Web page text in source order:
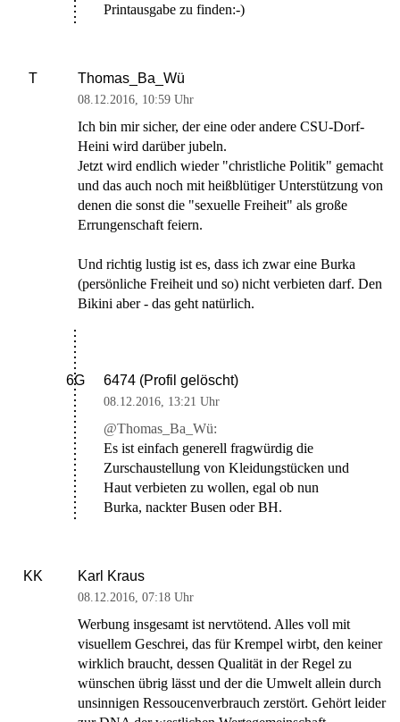
Printausgabe zu finden:-)
T Thomas_Ba_Wü
08.12.2016, 10:59 Uhr
Ich bin mir sicher, der eine oder andere CSU-Dorf-
Heini wird darüber jubeln.
Jetzt wird endlich wieder "christliche Politik" gemacht
und das auch noch mit heißblütiger Unterstützung von
denen die sonst die "sexuelle Freiheit" als große
Errungenschaft feiern.
Und richtig lustig ist es, dass ich zwar eine Burka
(persönliche Freiheit und so) nicht verbieten darf. Den
Bikini aber - das geht natürlich.
6G 6474 (Profil gelöscht)
08.12.2016 13:21 Uhr
@Thomas_Ba_Wü:
Es ist einfach generell fragwürdig die
Zurschaustellung von Kleidungstücken und
Haut verbieten zu wollen, egal ob nun
Burka, nackter Busen oder BH.
KK Karl Kraus
08.12.2016, 07:18 Uhr
Werbung insgesamt ist nervtötend. Alles voll mit
visuellem Geschrei, das für Krempel wirbt, den keiner
wirklich braucht, dessen Qualität in der Regel zu
wünschen übrig lässt und der die Umwelt allein durch
unsinnigen Ressoucenverbrauch zerstört. Gehört leider